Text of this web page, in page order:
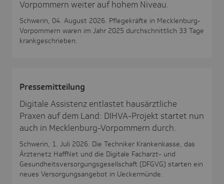
Vorpommern weiter auf hohem Niveau.
Schwerin, 04. August 2026. Pflegekräfte in Mecklenburg-
Vorpommern waren im Jahr 2025 durchschnittlich 33 Tage
krankgeschrieben.
Pres­se­mit­tei­lung
Digitale Assistenz entlastet hausärztliche
Praxen auf dem Land: DIHVA-Projekt startet nun
auch in Mecklenburg-Vorpommern durch.
Schwerin, 1. Juli 2026. Die Techniker Krankenkasse, das
Ärztenetz HaffNet und die Digitale Facharzt- und
Gesundheitsversorgungsgesellschaft (DFGVG) starten ein
neues Versorgungsangebot in Ueckermünde.